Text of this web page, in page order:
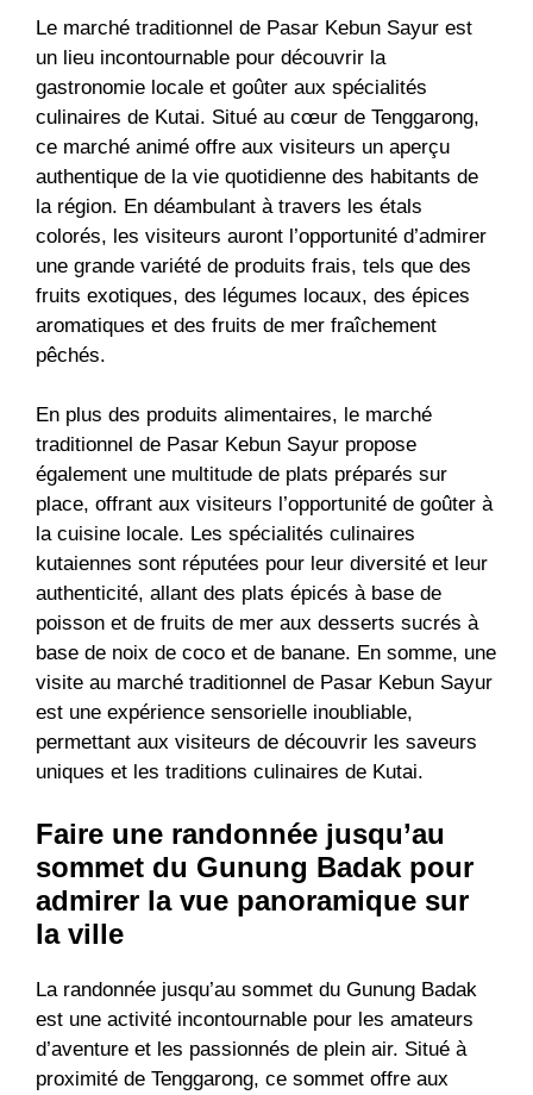
Le marché traditionnel de Pasar Kebun Sayur est
un lieu incontournable pour découvrir la
gastronomie locale et goûter aux spécialités
culinaires de Kutai. Situé au cœur de Tenggarong,
ce marché animé offre aux visiteurs un aperçu
authentique de la vie quotidienne des habitants de
la région. En déambulant à travers les étals
colorés, les visiteurs auront l’opportunité d’admirer
une grande variété de produits frais, tels que des
fruits exotiques, des légumes locaux, des épices
aromatiques et des fruits de mer fraîchement
pêchés.
En plus des produits alimentaires, le marché
traditionnel de Pasar Kebun Sayur propose
également une multitude de plats préparés sur
place, offrant aux visiteurs l’opportunité de goûter à
la cuisine locale. Les spécialités culinaires
kutaiennes sont réputées pour leur diversité et leur
authenticité, allant des plats épicés à base de
poisson et de fruits de mer aux desserts sucrés à
base de noix de coco et de banane. En somme, une
visite au marché traditionnel de Pasar Kebun Sayur
est une expérience sensorielle inoubliable,
permettant aux visiteurs de découvrir les saveurs
uniques et les traditions culinaires de Kutai.
Faire une randonnée jusqu’au
sommet du Gunung Badak pour
admirer la vue panoramique sur
la ville
La randonnée jusqu’au sommet du Gunung Badak
est une activité incontournable pour les amateurs
d’aventure et les passionnés de plein air. Situé à
proximité de Tenggarong, ce sommet offre aux